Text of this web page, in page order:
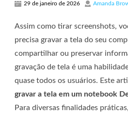
29 de janeiro de 2026 Amanda
Assim como tirar screenshots,
precisa gravar a tela do seu
compartilhar ou preservar
gravação de tela é uma
quase todos os usuários. Este
gravar a tela em um notebook
Para diversas finalidades